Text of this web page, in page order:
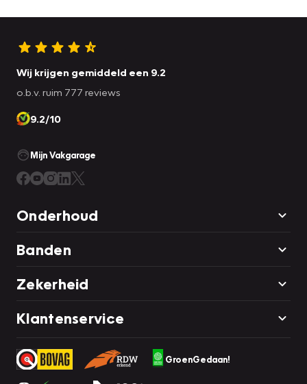
Wij krijgen gemiddeld een 9.2
o.b.v. ruim 777 reviews
9.2/10
Mijn Vakgarage
Onderhoud
Banden
Zekerheid
Klantenservice
GroenGedaan!